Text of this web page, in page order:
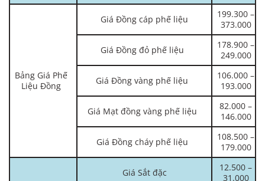
Bảng Giá Phế
Liệu Đồng
Giá Đồng cáp phế liệu
199.300 –
373.000
Giá Đồng đỏ phế liệu
178.900 –
249.000
Giá Đồng vàng phế liệu
106.000 –
193.000
Giá Mạt đồng vàng phế liệu
82.000 –
146.000
Giá Đồng cháy phế liệu
108.500 –
179.000
Giá Sắt đặc
12.500 –
31.000